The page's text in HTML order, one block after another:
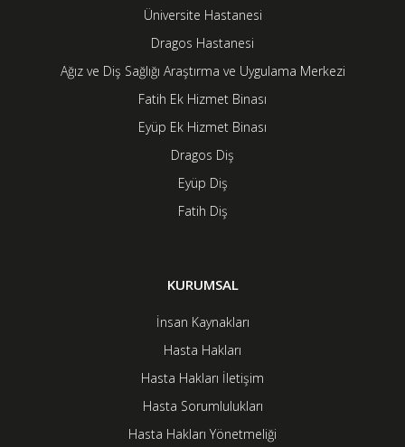
Üniversite Hastanesi
Dragos Hastanesi
Ağız ve Diş Sağlığı Araştırma ve Uygulama Merkezi
Fatih Ek Hizmet Binası
Eyüp Ek Hizmet Binası
Dragos Diş
Eyüp Diş
Fatih Diş
KURUMSAL
İnsan Kaynakları
Hasta Hakları
Hasta Hakları İletişim
Hasta Sorumlulukları
Hasta Hakları Yönetmeliği